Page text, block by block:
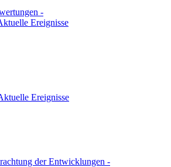
-
Ereignisse
Ereignisse
der Entwicklungen -